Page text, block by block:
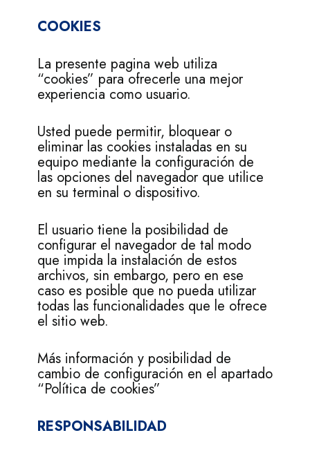
COOKIES
La presente pagina web utiliza
“cookies” para ofrecerle una mejor
experiencia como usuario.
Usted puede permitir, bloquear o
eliminar las cookies instaladas en su
equipo mediante la configuración de
las opciones del navegador que utilice
en su terminal o dispositivo.
El usuario tiene la posibilidad de
configurar el navegador de tal modo
que impida la instalación de estos
archivos, sin embargo, pero en ese
caso es posible que no pueda utilizar
todas las funcionalidades que le ofrece
el sitio web.
Más información y posibilidad de
cambio de configuración en el apartado
“Política de cookies”
RESPONSABILIDAD